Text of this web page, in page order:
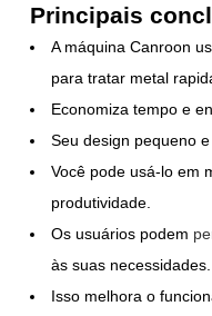
Principais
A máquina Canroon
para tratar metal
Economiza tempo e
Seu design pequeno
Você pode usá-lo em
produtividade.
Os usuários podem
às suas necessidades.
Isso melhora o